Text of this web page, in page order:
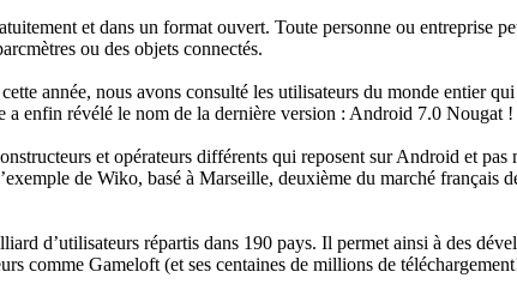
et dans un format ouvert. Toute personne ou entreprise
ou des objets connectés.
année, nous avons consulté les utilisateurs du monde entier
enfin révélé le nom de la dernière version : Android 7.0 Nougat !
et opérateurs différents qui reposent sur Android et
de Wiko, basé à Marseille, deuxième du marché français
d’utilisateurs répartis dans 190 pays. Il permet ainsi à des
comme Gameloft (et ses centaines de millions de